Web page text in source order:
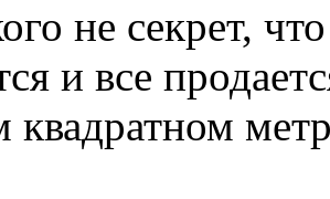
не секрет,
и все
квадратном